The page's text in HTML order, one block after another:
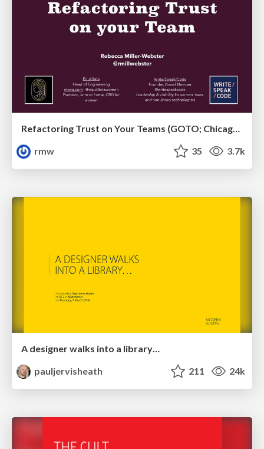
Refactoring Trust on Your Teams (GOTO; Chicago 2020)
rmw
35 3.7k
A designer walks into a library…
pauljervisheath
211 24k